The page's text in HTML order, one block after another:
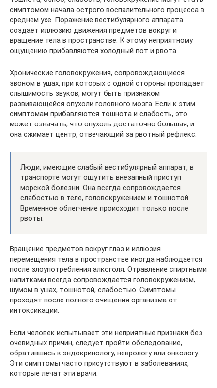
симптомом начала острого воспалительного процесса в
среднем ухе. Поражение вестибулярного аппарата
создает иллюзию движения предметов вокруг и
вращение тела в пространстве. К этому неприятному
ощущению прибавляются холодный пот и рвота.
Хронические головокружения, сопровождающиеся
звоном в ушах, при которых с одной стороны пропадает
слышимость звуков, могут быть признаком
развивающейся опухоли головного мозга. Если к этим
симптомам прибавляются тошнота и слабость, это
может означать, что опухоль достаточно большая, и
она сжимает центр, отвечающий за рвотный рефлекс.
Люди, имеющие слабый вестибулярный аппарат, в
транспорте могут ощутить внезапный приступ
морской болезни. Она всегда сопровождается
слабостью в теле, головокружением и тошнотой.
Временное облегчение происходит только после
рвоты.
Вращение предметов вокруг глаз и иллюзия
перемещения тела в пространстве иногда наблюдается
после злоупотребления алкоголя. Отравление спиртными
напитками всегда сопровождается головокружением,
шумом в ушах, тошнотой, слабостью. Симптомы
проходят после полного очищения организма от
интоксикации.
Если человек испытывает эти неприятные признаки без
очевидных причин, следует пройти обследование,
обратившись к эндокринологу, неврологу или онкологу.
Эти симптомы часто присутствуют в заболеваниях,
которые лечат эти врачи.